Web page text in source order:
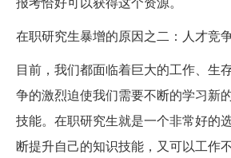
在职研究生暴增的原因之二：人才竞
目前，我们都面临着巨大的工作、生
争的激烈迫使我们需要不断的学习新
技能。在职研究生就是一个非常好的
断提升自己的知识技能，又可以工作